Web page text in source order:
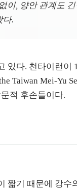
, 양안 관계도
다.
다. 천타이런
Taiwan Mei-Yu
적 후손들이다.
기 때문에 강